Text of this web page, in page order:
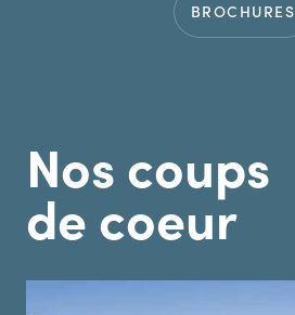
BROCHURES
Nos coups
de coeur